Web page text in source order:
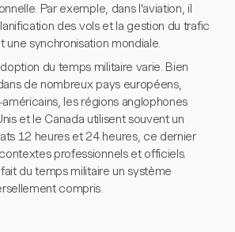
Par exemple, dans l'aviation, il
des vols et la gestion du trafic
une synchronisation mondiale.
du temps militaire varie. Bien
de nombreux pays européens,
les régions anglophones
et le Canada utilisent souvent un
12 heures et 24 heures, ce dernier
professionnels et officiels.
du temps militaire un système
compris.